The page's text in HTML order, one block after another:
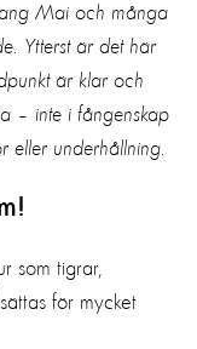
Mai och många
Ytterst är det här
är klar och
– inte i fångenskap
eller underhållning.
som tigrar,
för mycket